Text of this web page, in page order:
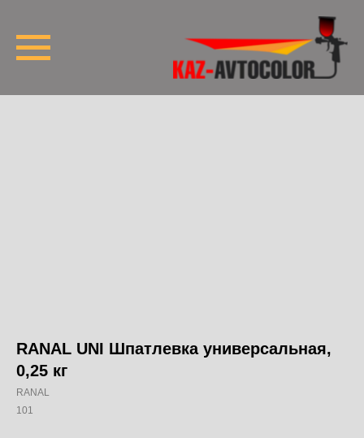
RANAL UNI Шпатлевка универсальная,
0,25 кг
RANAL
101